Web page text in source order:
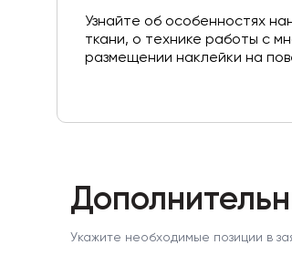
Узнайте об особенностях
ткани, о технике работы с
размещении наклейки на
Укажите необходимые позиции в